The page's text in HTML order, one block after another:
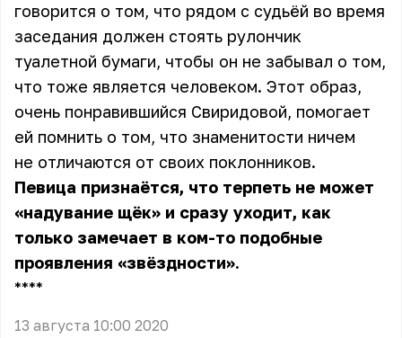
говорится о том, что рядом с судьёй во время
заседания должен стоять рулончик
туалетной бумаги, чтобы он не забывал о том,
что тоже является человеком. Этот образ,
очень понравившийся Свиридовой, помогает
ей помнить о том, что знаменитости ничем
не отличаются от своих поклонников.
Певица признаётся, что терпеть не может
«надувание щёк» и сразу уходит, как
только замечает в ком-то подобные
проявления «звёздности».
** **
13 августа 10:00 2020